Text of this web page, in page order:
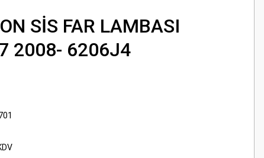
SİS FAR LAMBASI
2008- 6206J4